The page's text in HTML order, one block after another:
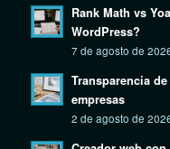
Rank Math vs
WordPress?
7 de agosto de
Transparencia
empresas
2 de agosto de